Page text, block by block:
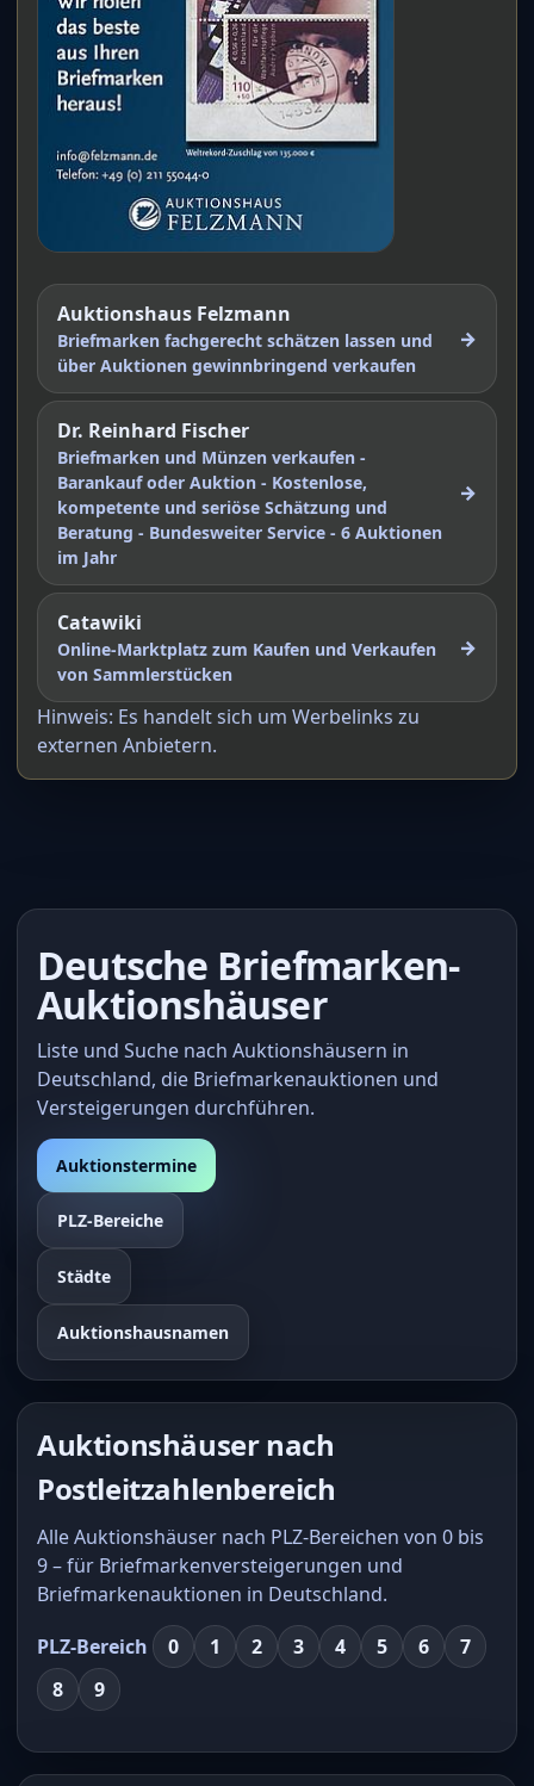
Auktionshaus Felzmann
Briefmarken fachgerecht schätzen lassen und
über Auktionen gewinnbringend verkaufen
→
Dr. Reinhard Fischer
Briefmarken und Münzen verkaufen -
Barankauf oder Auktion - Kostenlose,
kompetente und seriöse Schätzung und
Beratung - Bundesweiter Service - 6 Auktionen
im Jahr
→
Catawiki
Online-Marktplatz zum Kaufen und Verkaufen
von Sammlerstücken
→
Hinweis: Es handelt sich um Werbelinks zu
externen Anbietern.
Deutsche Briefmarken-
Auktionshäuser
Liste und Suche nach Auktionshäusern in
Deutschland, die Briefmarkenauktionen und
Versteigerungen durchführen.
Auktionstermine
PLZ-Bereiche
Städte
Auktionshausnamen
Auktionshäuser nach
Postleitzahlenbereich
Alle Auktionshäuser nach PLZ-Bereichen von 0 bis
9 – für Briefmarkenversteigerungen und
Briefmarkenauktionen in Deutschland.
PLZ-Bereich
0 1 2 3 4 5 6
7
8
9